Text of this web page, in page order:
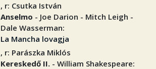
, r: Csutka István
Anselmo - Joe Darion - Mitch Leigh -
Dale Wasserman:
La Mancha lovagja
, r: Parászka Miklós
Kereskedő II. - William Shakespeare: